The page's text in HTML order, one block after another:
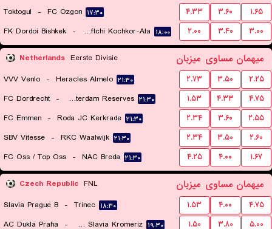
Toktogul - FC Ozgon ۱۷:۳۰ ۴.۳۳ ۳.۶۰
۱.۶۵
FK Dordoi Bishkek - FK Neftchi Kochkor-Ata ۱۸:۰۰ ۲.۰۰ ۳.۴۰ ۳.۰۰
Netherlands Eerste Divisie میزبان مساوی میهمان
VVV Venlo - Heracles Almelo ۲۱:۳۰ ۲.۷۳ ۳.۵۰
۲.۲۵
FC Dordrecht - Ajax Amsterdam Reserves ۲۱:۳۰ ۱.۵۳ ۴.۳۳
۴.۷۵
FC Emmen - Roda JC Kerkrade ۲۱:۳۰ ۲.۳۴ ۳.۶۰
۲.۵۵
SBV Vitesse - RKC Waalwijk ۲۱:۳۰ ۲.۳۴ ۳.۵۰
۲.۶۰
FC Oss / Top Oss - NAC Breda ۲۱:۳۰ ۴.۲۵ ۴.۰۰ ۱.۶۷
Czech Republic FNL میزبان مساوی میهمان
Slavia Prague B - Trinec ۱۸:۳۰ ۱.۵۳ ۴.۰۰
۴.۷۵
AC Dukla Praha - SK Hanacka Slavia Kromeriz ۱۹:۳۰ ۱.۵۰ ۳.۸۰ ۵.۰۰